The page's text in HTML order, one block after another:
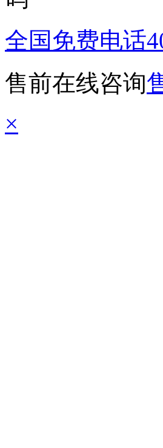
全国免费电话
售前在线咨询
×